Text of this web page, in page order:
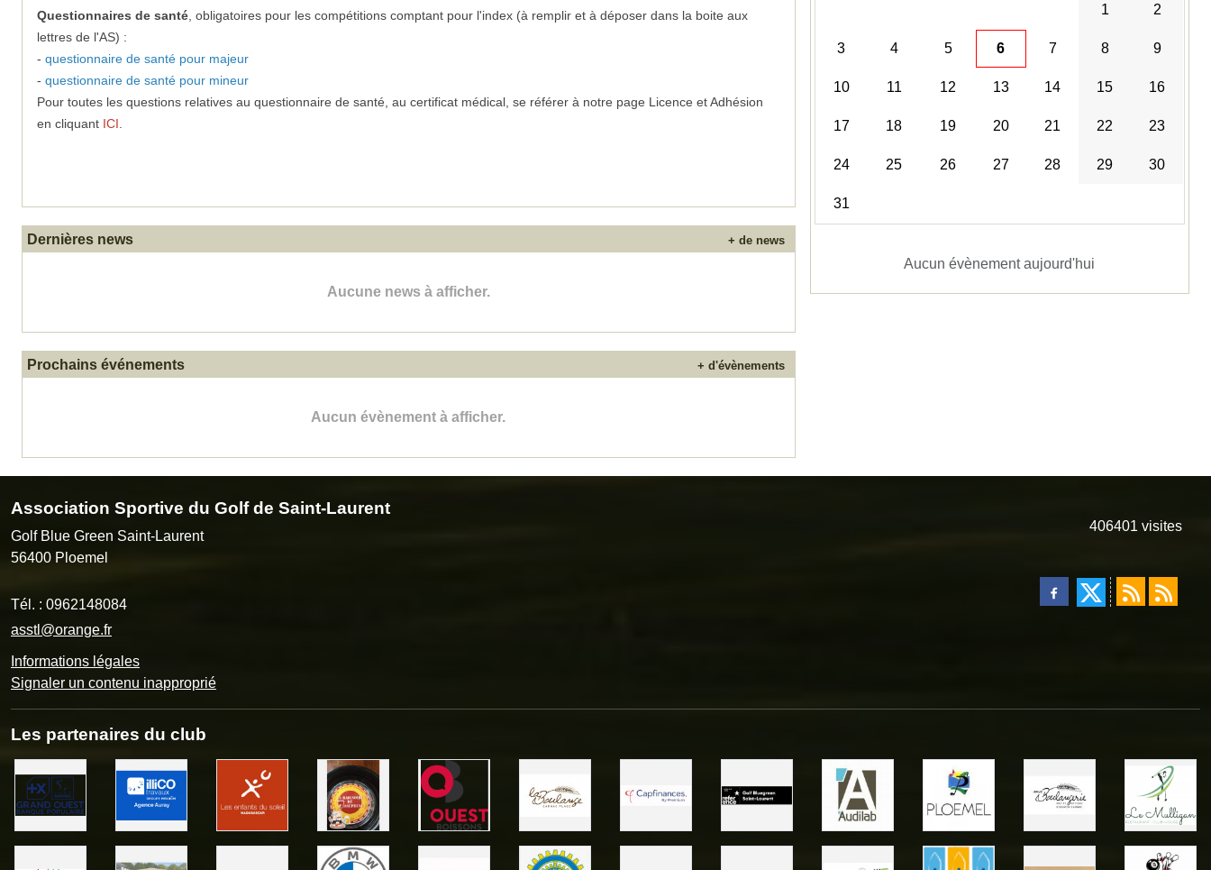
Questionnaires de santé , obligatoires pour les compétitions comptant pour l'index (à remplir et à déposer dans la boite aux
lettres de l'AS) :
- questionnaire de santé pour majeur
- questionnaire de santé pour mineur
Pour toutes les questions relatives au questionnaire de santé, au certificat médical, se référer à notre page Licence et Adhésion
en cliquant ICI
Dernières news
Aucune news à afficher.
+ de news
Prochains événements
Aucun évènement à afficher.
+ d'évènements
1 2
3 4 5 6 7 8 9
10 11 12 13 14 15 16
17 18 19 20 21 22 23
24 25 26 27 28 29 30
31
Aucun évènement aujourd'hui
Association Sportive du Golf de Saint-Laurent
Golf Blue Green Saint-Laurent
56400 Ploemel
Tél. : 0962148084
asstl@orange.fr
Informations légales
Signaler un contenu inapproprié
406401 visites
Les partenaires du club